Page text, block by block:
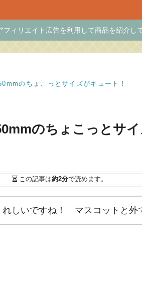
フィリエイト広告を利用して商品を紹介し
のちょこっとサイズがキュート！
のちょこっとサイ
この記事は約2分で読めます。
しいですね！ マスコットと外